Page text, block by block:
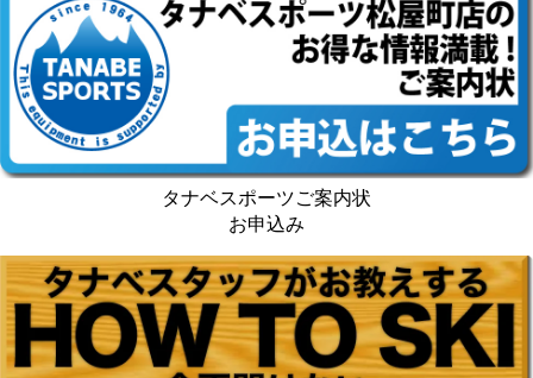
タナベスポーツご案内状
お申込み